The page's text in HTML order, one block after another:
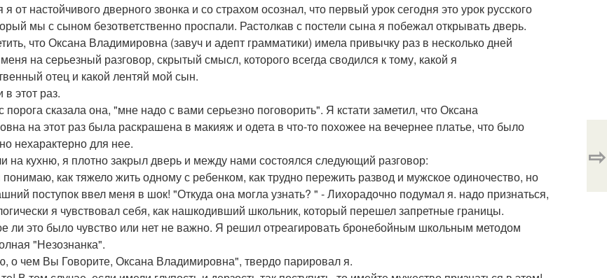
от настойчивого дверного звонка и со страхом осознал, что первый урок сегодня это урок русского
мы с сыном безответственно проспали. Растолкав с постели сына я побежал открывать дверь.
что Оксана Владимировна (завуч и адепт грамматики) имела привычку раз в несколько дней
на серьезный разговор, скрытый смысл, которого всегда сводился к тому, какой я
отец и какой лентяй мой сын.
этот раз.
порога сказала она, "мне надо с вами серьезно поговорить". Я кстати заметил, что Оксана
на этот раз была раскрашена в макияж и одета в что-то похожее на вечернее платье, что было
нехарактерно для нее.
кухню, я плотно закрыл дверь и между нами состоялся следующий разговор:
как тяжело жить одному с ребенком, как трудно пережить развод и мужское одиночество, но
поступок ввел меня в шок! "Откуда она могла узнать? " - Лихорадочно подумал я. надо признаться,
я чувствовал себя, как нашкодивший школьник, который перешел запретные границы.
ли это было чувство или нет не важно. Я решил отреагировать бронебойным школьным методом
"Незознанка".
о чем Вы Говорите, Оксана Владимировна", твердо парировал я.
⇨